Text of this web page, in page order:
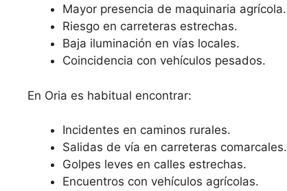
Mayor presencia de maquinaria agrícola.
Riesgo en carreteras estrechas.
Baja iluminación en vías locales.
Coincidencia con vehículos pesados.
En Oria es habitual encontrar:
Incidentes en caminos rurales.
Salidas de vía en carreteras comarcales.
Golpes leves en calles estrechas.
Encuentros con vehículos agrícolas.